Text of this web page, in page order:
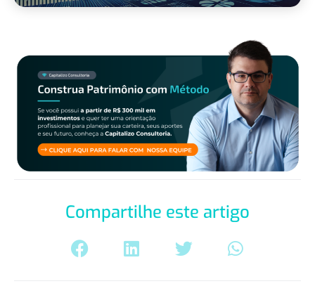
Compartilhe este artigo